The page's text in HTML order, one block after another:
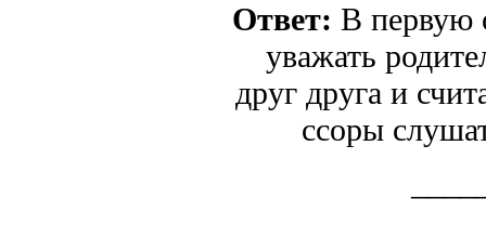
Ответ: В первую
уважать
друг друга и
ссоры